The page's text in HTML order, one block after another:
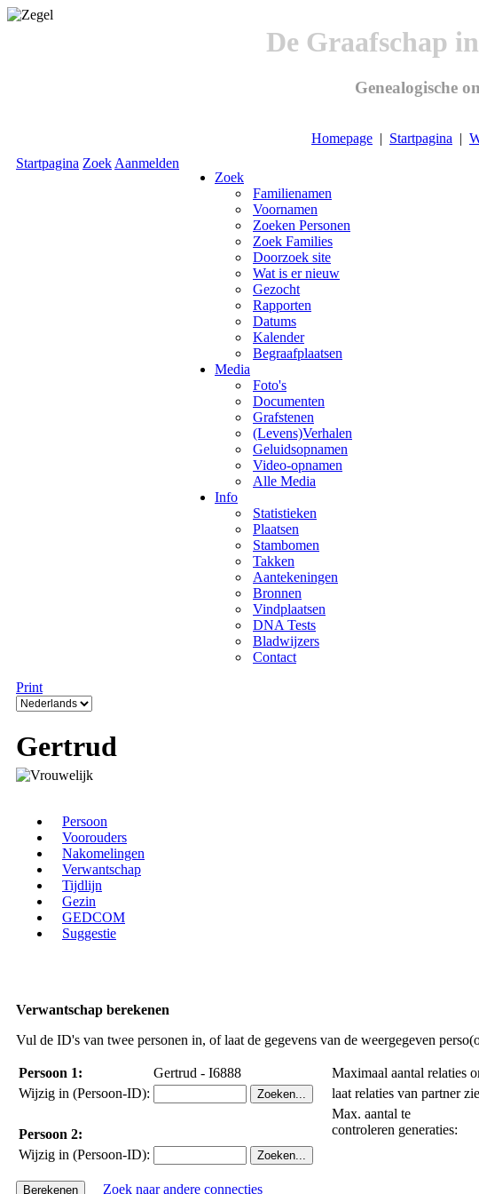
De Graafschap
Genealogische
Homepage | Startpagina |
Startpagina Zoek Aanmelden
Zoek
Familienamen
Voornamen
Zoeken Personen
Zoek Families
Doorzoek site
Wat is er nieuw
Gezocht
Rapporten
Datums
Kalender
Begraafplaatsen
Media
Foto's
Documenten
Grafstenen
(Levens)Verhalen
Geluidsopnamen
Video-opnamen
Alle Media
Info
Statistieken
Plaatsen
Stambomen
Takken
Aantekeningen
Bronnen
Vindplaatsen
DNA Tests
Bladwijzers
Contact
Print
Gertrud
Persoon
Voorouders
Nakomelingen
Verwantschap
Tijdlijn
Gezin
GEDCOM
Suggestie
Verwantschap berekenen
Vul de ID's van twee personen in, of laat de gegevens van de weergegeven
Persoon 1:
Gertrud - I6888
Wijzig in (Persoon-ID):
Persoon 2:
Wijzig in (Persoon-ID):
Maximaal aantal relaties
laat relaties van partner
Max. aantal te
controleren generaties:
Zoek naar andere connecties